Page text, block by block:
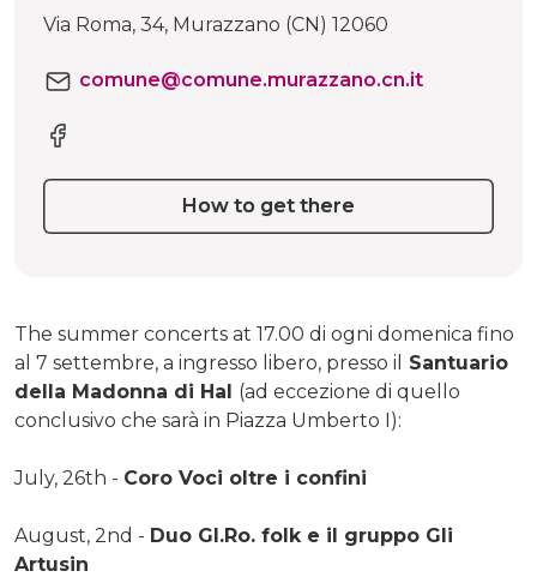
The summer concerts at 17.00 di ogni domenica fino
al 7 settembre, a ingresso libero, presso il
Santuario
della Madonna di Hal (ad eccezione di quello
conclusivo che sarà in Piazza Umberto I):
July, 26th - Coro Voci oltre i confini
August, 2nd - Duo GI.Ro. folk e il gruppo Gli
Artusin
Via Roma, 34, Murazzano (CN) 12060
comune@comune.murazzano.cn.it
How to get there